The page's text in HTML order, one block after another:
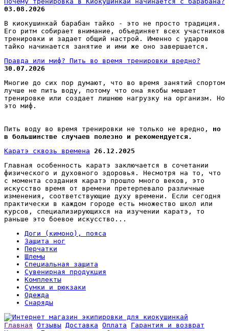
03.08.2026
В киокушинкай барабан тайко - это не просто традиция.
Его ритм собирает внимание, объединяет всех участников
тренировки и задает общий настрой. Именно с ударов
тайко начинается занятие и ими же оно завершается.
Правда или миф? Пить во время тренировки вредно?
30.07.2026
Многие до сих пор думают, что во время занятий спортом
лучше не пить воду, потому что она якобы мешает
тренировке или создает лишнюю нагрузку на организм. Но
это миф.
Пить воду во время тренировки не только не вредно, но
в большинстве случаев полезно и рекомендуется.
Каратэ сквозь времена
26.12.2025
Главная особенность каратэ заключается в сочетании
физического и духовного здоровья. Несмотря на то, что
с момента создания каратэ прошло много веков, это
искусство время от времени претерпевало различные
изменения, соответствующие духу времени. Если сегодня
практически в каждом городе есть множество школ или
курсов, специализирующихся на изучении каратэ, то
раньше это боевое искусство...
Доги (кимоно), пояса
Защита ног
Перчатки
Шлемы
Специальная защита
Сувенирная продукция
Комплекты
Сумки и рюкзаки
Одежда
Снаряды
Главная Отзывы Доставка Оплата
Гарантия и возврат